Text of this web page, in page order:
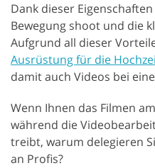
Dank dieser
Bewegung shoot und die
Aufgrund all dieser
Ausrüstung für die
damit auch Videos bei
Wenn Ihnen das Filmen
während die
treibt, warum delegieren
an Profis?